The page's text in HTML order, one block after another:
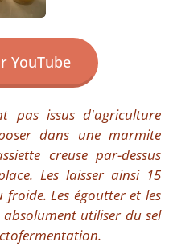
YouTube
pas issus d'agriculture
dans une marmite
creuse par-dessus
Les laisser ainsi 15
Les égoutter et les
utiliser du sel